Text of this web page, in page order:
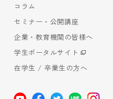
コラム
セミナー・公開講座
企業・教育機関の皆様へ
学生ポータルサイト
在学生 / 卒業生の方へ